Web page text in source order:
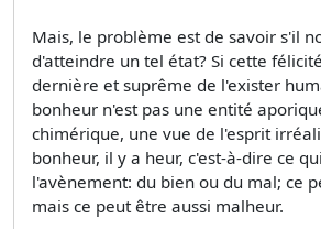
Mais, le problème est de savoir s'il
d'atteindre un tel état? Si cette
dernière et suprême de l'exister
bonheur n'est pas une entité
chimérique, une vue de l'esprit
bonheur, il y a heur, c'est-à-dire ce
l'avènement: du bien ou du mal; ce
mais ce peut être aussi malheur.